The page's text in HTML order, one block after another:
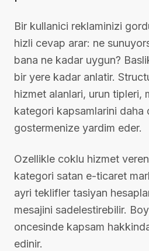
Bir kullanici reklaminizi
hizli cevap arar: ne
bana ne kadar uygun?
bir yere kadar anlatir.
hizmet alanlari, urun tipleri,
kategori kapsamlarini daha
gostermenize yardim eder.
Ozellikle coklu hizmet
kategori satan e-ticaret
ayri teklifler tasiyan
mesajini sadelestirebilir.
oncesinde kapsam
edinir.